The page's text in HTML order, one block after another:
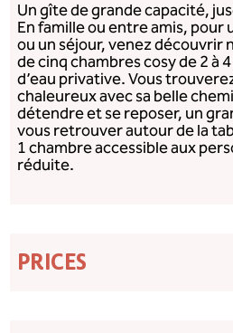
Un gîte de grande capacité,
En famille ou entre amis, pour
ou un séjour, venez découvrir
de cinq chambres cosy de 2 à
d’eau privative. Vous
chaleureux avec sa belle
détendre et se reposer, un
vous retrouver autour de la
1 chambre accessible aux
réduite.
PRICES